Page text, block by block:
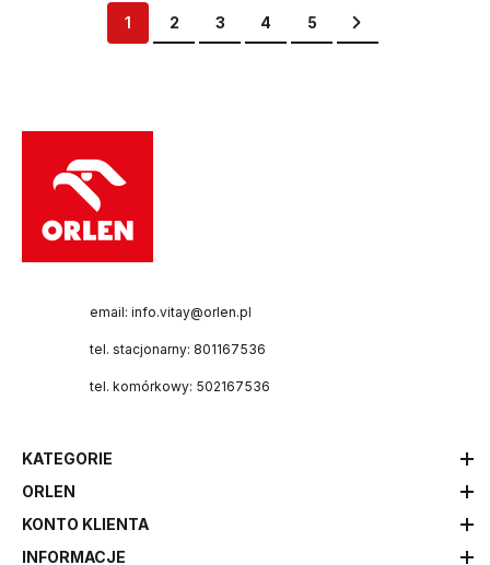
Strona
Aktualnie czytasz stronę
1 Strona
2 Strona
3 Strona
4 Strona
5 Strona
Przejdź dalej
email: info.vitay@orlen.pl
tel. stacjonarny: 801167536
tel. komórkowy: 502167536
KATEGORIE
ORLEN
KONTO KLIENTA
INFORMACJE